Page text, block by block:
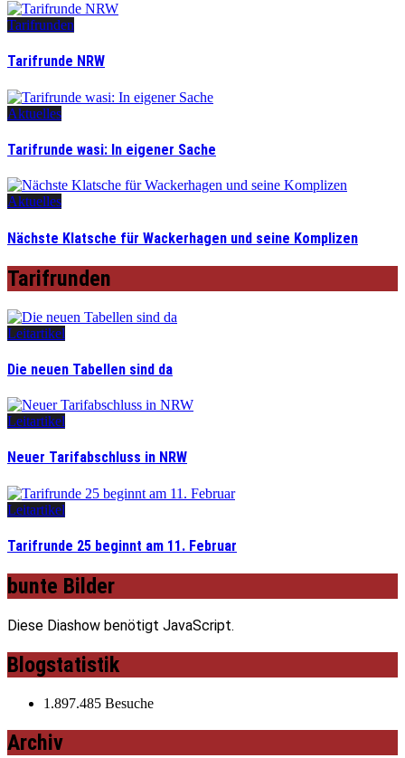
Tarifrunden
Tarifrunde NRW
Aktuelles
Tarifrunde wasi: In eigener Sache
Aktuelles
Nächste Klatsche für Wackerhagen und seine Komplizen
Tarifrunden
Leitartikel
Die neuen Tabellen sind da
Leitartikel
Neuer Tarifabschluss in NRW
Leitartikel
Tarifrunde 25 beginnt am 11. Februar
bunte Bilder
Diese Diashow benötigt JavaScript.
Blogstatistik
1.897.485 Besuche
Archiv